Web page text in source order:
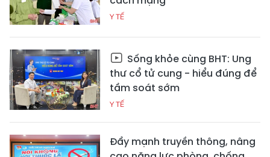
Y TẾ
Sống khỏe cùng BHT: Ung
thư cổ tử cung - hiểu đúng để
tầm soát sớm
Y TẾ
Đẩy mạnh truyền thông, nâng